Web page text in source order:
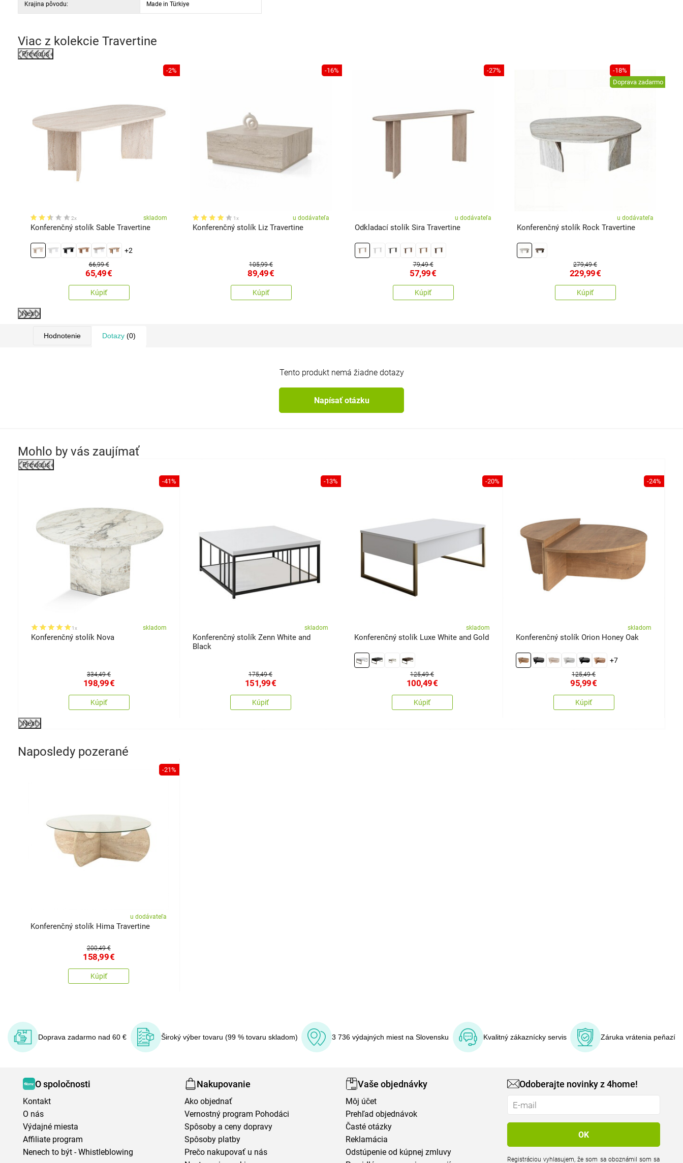
Krajina pôvodu: Made in Türkiye
Viac z kolekcie Travertine
Previous
-2%
2x skladom
Konferenčný stolík Sable Travertine
+2
66,99 €
65,49€
Kúpiť
-16%
1x u dodávateľa
Konferenčný stolík Liz Travertine
105,99 €
89,49€
Kúpiť
-27%
u dodávateľa
Odkladací stolík Sira Travertine
79,49 €
57,99€
Kúpiť
-18%
Doprava zadarmo
u dodávateľa
Konferenčný stolík Rock Travertine
279,49 €
229,99€
Kúpiť
Next
Hodnotenie Dotazy (0)
Tento produkt nemá žiadne dotazy
Napísať otázku
Mohlo by vás zaujímať
Previous
-41%
1x skladom
Konferenčný stolík Nova
334,49 €
198,99€
Kúpiť
-13%
skladom
Konferenčný stolík Zenn White and
Black
175,49 €
151,99€
Kúpiť
-20%
skladom
Konferenčný stolík Luxe White and Gold
125,49 €
100,49€
Kúpiť
-24%
skladom
Konferenčný stolík Orion Honey Oak
+7
125,49 €
95,99€
Kúpiť
Next
Naposledy pozerané
-21%
u dodávateľa
Konferenčný stolík Hima Travertine
200,49 €
158,99€
Kúpiť
Doprava zadarmo nad 60 € Široký výber tovaru (99 % tovaru skladom) 3 736 výdajných miest na Slovensku Kvalitný zákaznícky servis Záruka vrátenia peňazí
O spoločnosti
Kontakt
O nás
Výdajné miesta
Affiliate program
Nenech to být - Whistleblowing
Nakupovanie
Ako objednať
Vernostný program Pohodáci
Spôsoby a ceny dopravy
Spôsoby platby
Prečo nakupovať u nás
Vaše objednávky
Môj účet
Prehľad objednávok
Časté otázky
Reklamácia
Odstúpenie od kúpnej zmluvy
Odoberajte novinky z 4home!
Registráciou vyhlasujem, že som sa oboznámil som sa